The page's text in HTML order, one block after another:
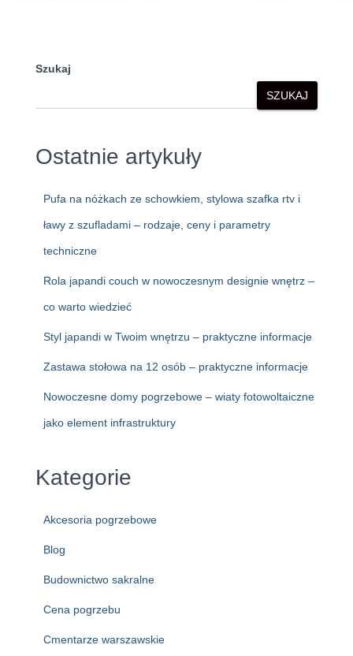
Szukaj
SZUKAJ
Ostatnie artykuły
Pufa na nóżkach ze schowkiem, stylowa szafka rtv i
ławy z szufladami – rodzaje, ceny i parametry
techniczne
Rola japandi couch w nowoczesnym designie wnętrz –
co warto wiedzieć
Styl japandi w Twoim wnętrzu – praktyczne informacje
Zastawa stołowa na 12 osób – praktyczne informacje
Nowoczesne domy pogrzebowe – wiaty fotowoltaiczne
jako element infrastruktury
Kategorie
Akcesoria pogrzebowe
Blog
Budownictwo sakralne
Cena pogrzebu
Cmentarze warszawskie